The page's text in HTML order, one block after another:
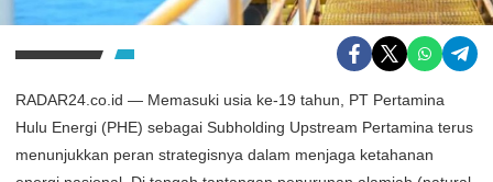
RADAR24.co.id — Memasuki usia ke-19 tahun, PT Pertamina
Hulu Energi (PHE) sebagai Subholding Upstream Pertamina terus
menunjukkan peran strategisnya dalam menjaga ketahanan